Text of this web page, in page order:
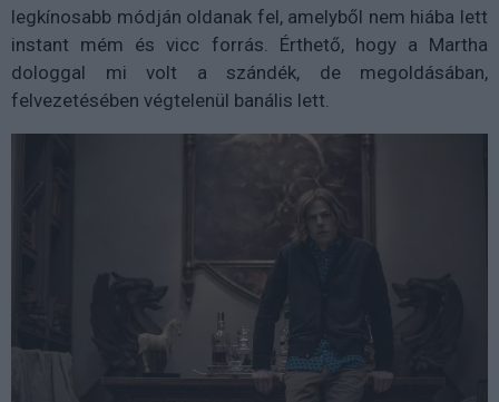
legkínosabb módján oldanak fel, amelyből nem hiába lett
instant mém és vicc forrás. Érthető, hogy a Martha
dologgal mi volt a szándék, de megoldásában,
felvezetésében végtelenül banális lett.